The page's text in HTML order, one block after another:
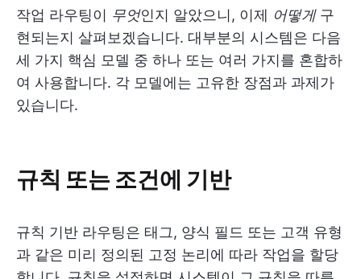
작업 라우팅이 무엇인지 알았으니, 이제 어떻게구
현되는지 살펴보겠습니다. 대부분의 시스템은 다음
세 가지 핵심 모델 중 하나 또는 여러 가지를 혼합하
여 사용합니다. 각 모델에는 고유한 장점과 과제가
있습니다.
규칙 또는 조건에 기반
규칙 기반 라우팅은 태그, 양식 필드 또는 고객 유형
과 같은 미리 정의된 고정 논리에 따라 작업을 할당